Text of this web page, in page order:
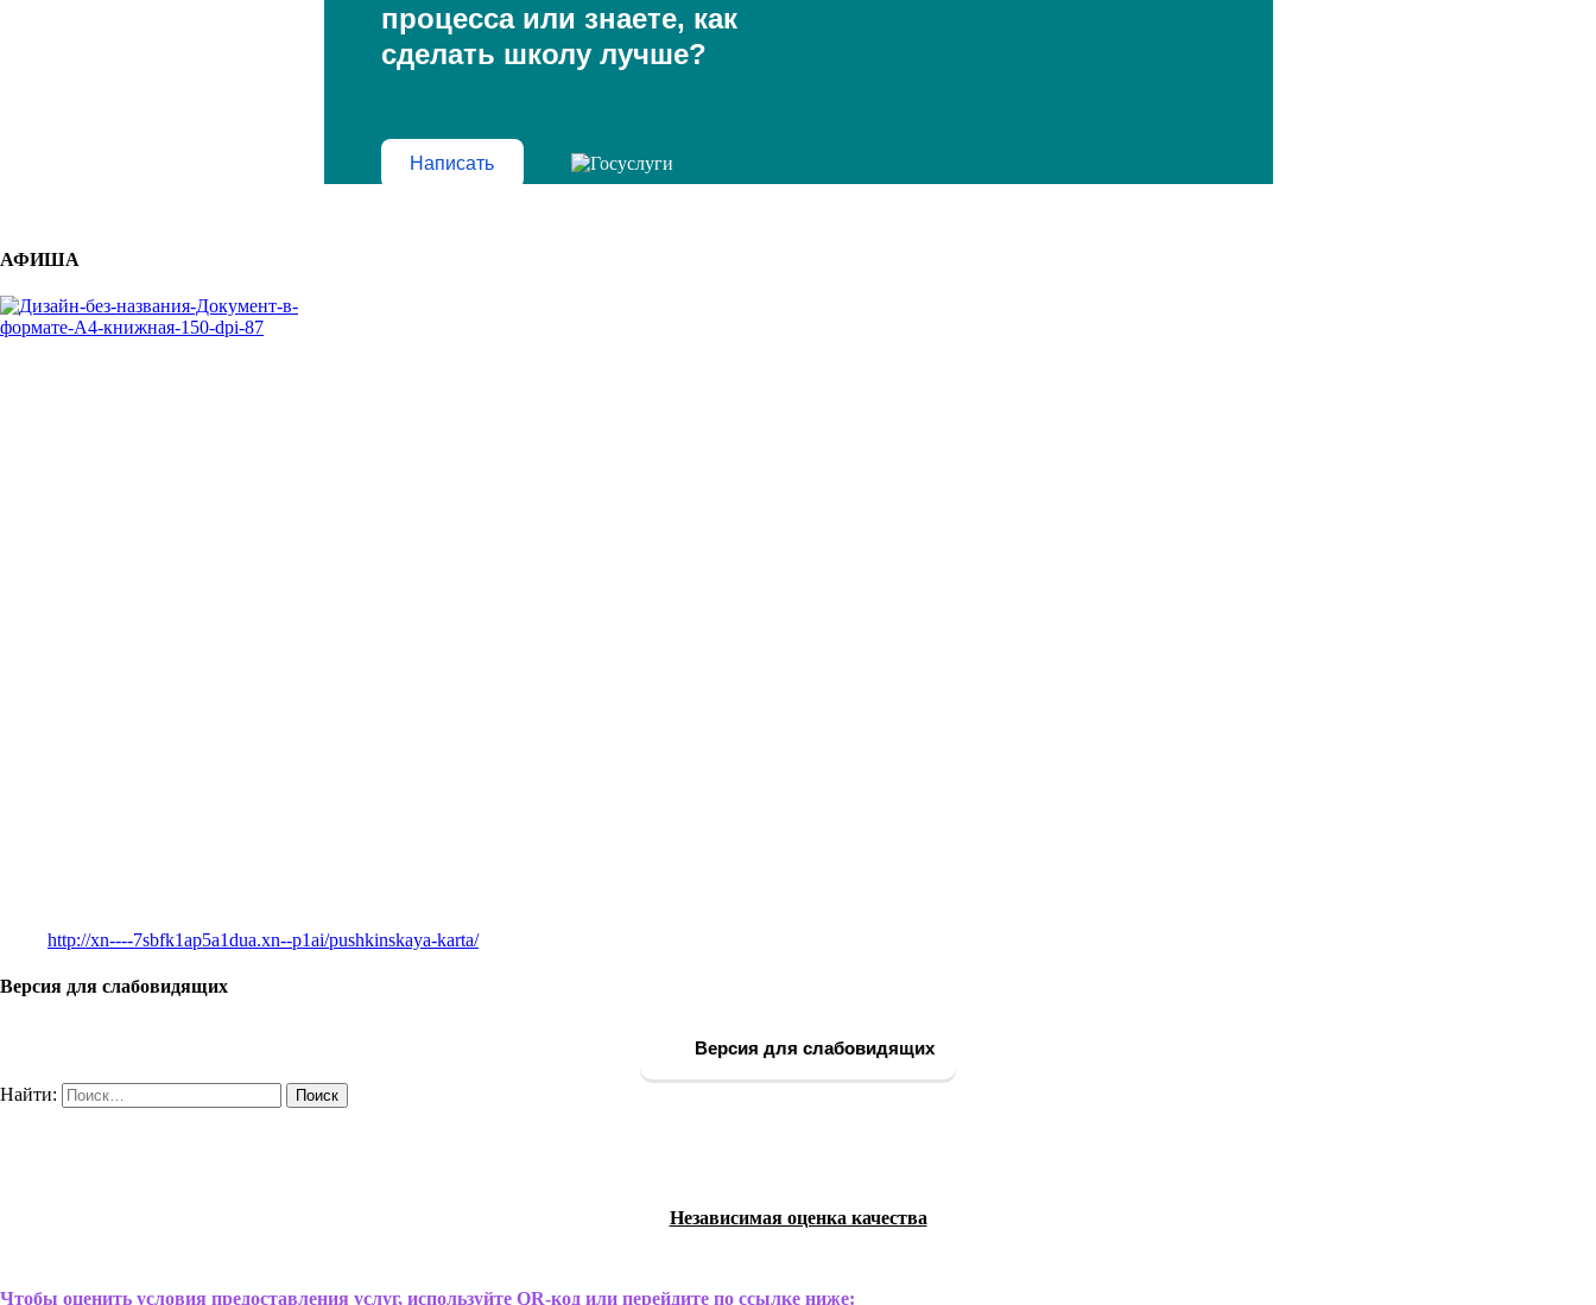
процесса или знаете, как
сделать школу лучше?
Написать
АФИША
http://xn----7sbfk1ap5a1dua.xn--p1ai/pushkinskaya-karta/
Версия для слабовидящих
Версия для слабовидящих
Найти:
Независимая оценка качества
Чтобы оценить условия предоставления услуг, используйте QR-код или перейдите по ссылке ниже: